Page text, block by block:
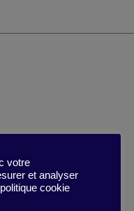
votre
et analyser
cookie